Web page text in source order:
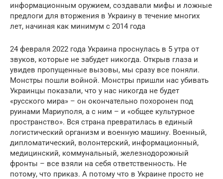
информационным оружием, создавали мифы и ложные
предлоги для вторжения в Украину в течение многих
лет, начиная как минимум с 2014 года
24 февраля 2022 года Украина проснулась в 5 утра от
звуков, которые не забудет никогда. Открыв глаза и
увидев пропущенные вызовы, мы сразу все поняли.
Монстры пошли войной. Монстры пришли нас убивать
Украинцы показали, что у нас никогда не будет
«русского мира» – он окончательно похоронен под
руинами Мариуполя, а с ним – и «общее культурное
пространство». Вся страна превратилась в единый
логистический организм и военную машину. Военный,
дипломатический, волонтерский, информационный,
медицинский, коммунальный, железнодорожный
фронты – все взяли на себя ответственность. Не
потому, что приказ. А потому что в Украине просто не